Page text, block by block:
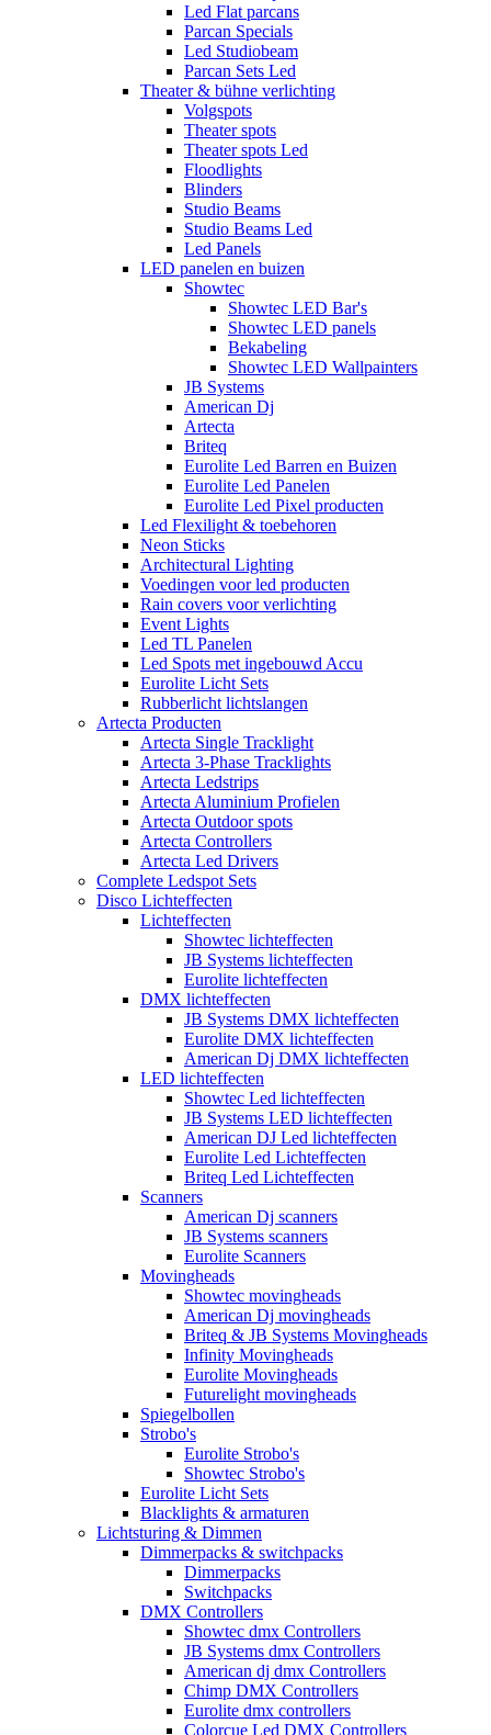
Led Flat parcans
Parcan Specials
Led Studiobeam
Parcan Sets Led
Theater & bühne verlichting
Volgspots
Theater spots
Theater spots Led
Floodlights
Blinders
Studio Beams
Studio Beams Led
Led Panels
LED panelen en buizen
Showtec
Showtec LED Bar's
Showtec LED panels
Bekabeling
Showtec LED Wallpainters
JB Systems
American Dj
Artecta
Briteq
Eurolite Led Barren en Buizen
Eurolite Led Panelen
Eurolite Led Pixel producten
Led Flexilight & toebehoren
Neon Sticks
Architectural Lighting
Voedingen voor led producten
Rain covers voor verlichting
Event Lights
Led TL Panelen
Led Spots met ingebouwd Accu
Eurolite Licht Sets
Rubberlicht lichtslangen
Artecta Producten
Artecta Single Tracklight
Artecta 3-Phase Tracklights
Artecta Ledstrips
Artecta Aluminium Profielen
Artecta Outdoor spots
Artecta Controllers
Artecta Led Drivers
Complete Ledspot Sets
Disco Lichteffecten
Lichteffecten
Showtec lichteffecten
JB Systems lichteffecten
Eurolite lichteffecten
DMX lichteffecten
JB Systems DMX lichteffecten
Eurolite DMX lichteffecten
American Dj DMX lichteffecten
LED lichteffecten
Showtec Led lichteffecten
JB Systems LED lichteffecten
American DJ Led lichteffecten
Eurolite Led Lichteffecten
Briteq Led Lichteffecten
Scanners
American Dj scanners
JB Systems scanners
Eurolite Scanners
Movingheads
Showtec movingheads
American Dj movingheads
Briteq & JB Systems Movingheads
Infinity Movingheads
Eurolite Movingheads
Futurelight movingheads
Spiegelbollen
Strobo's
Eurolite Strobo's
Showtec Strobo's
Eurolite Licht Sets
Blacklights & armaturen
Lichtsturing & Dimmen
Dimmerpacks & switchpacks
Dimmerpacks
Switchpacks
DMX Controllers
Showtec dmx Controllers
JB Systems dmx Controllers
American dj dmx Controllers
Chimp DMX Controllers
Eurolite dmx controllers
Colorcue Led DMX Controllers